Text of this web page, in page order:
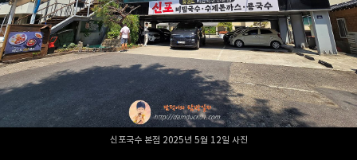
신포국수 본점 2025년 5월 12일 사진